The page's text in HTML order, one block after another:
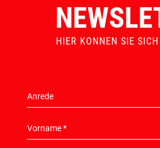
HIER KONNEN SIE